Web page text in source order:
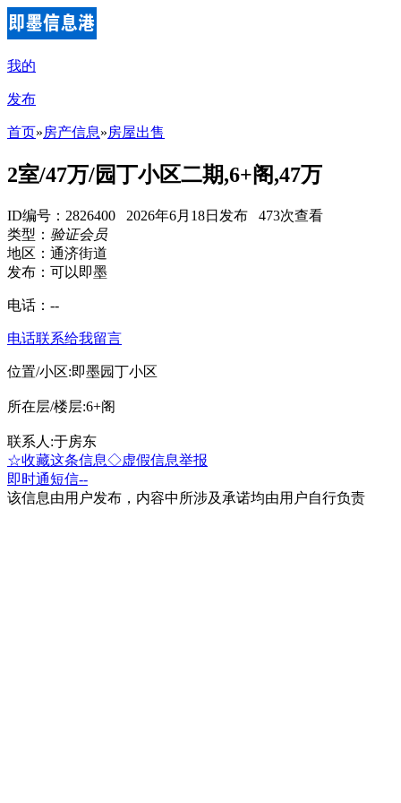
我的
发布
首页»房产信息»房屋出售
2室/47万/园丁小区二期,6+阁,47万
ID编号：2826400 2026年6月18日发布 473次查看
类型： 验证会员
地区：通济街道
发布：可以即墨
电话： --
电话联系给我留言
位置/小区:即墨园丁小区
所在层/楼层:6+阁
联系人:于房东
☆收藏这条信息◇虚假信息举报
即时通短信--
该信息由用户发布，内容中所涉及承诺均由用户自行负责